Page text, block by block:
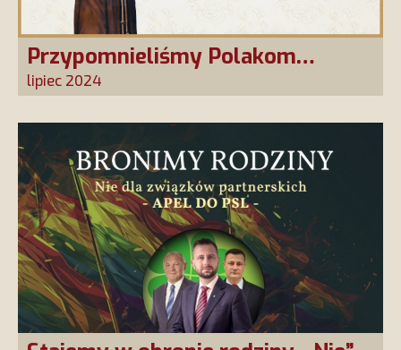
Przypomnieliśmy Polakom
Świętego Antoniego!
lipiec 2024